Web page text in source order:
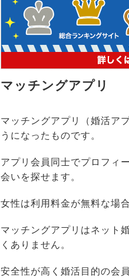
マッチングアプリ
マッチングアプリ（婚活ア
うになったものです。
アプリ会員同士でプロフィ
会いを探せます。
女性は利用料金が無料な場
マッチングアプリはネット
くありません。
安全性が高く婚活目的の会